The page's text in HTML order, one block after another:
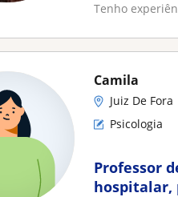
Tenho
Camila
Juiz De Fora
Psicologia
Professor
hospitalar,